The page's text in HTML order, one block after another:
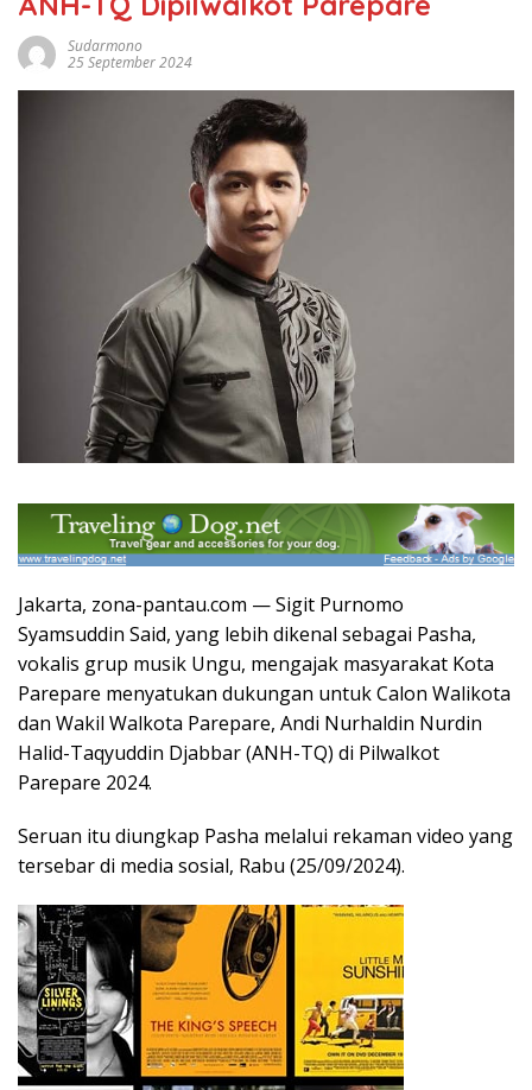
Sudarmono
25 September 2024
Jakarta, zona-pantau.com — Sigit Purnomo
Syamsuddin Said, yang lebih dikenal sebagai Pasha,
vokalis grup musik Ungu, mengajak masyarakat Kota
Parepare menyatukan dukungan untuk Calon Walikota
dan Wakil Walkota Parepare, Andi Nurhaldin Nurdin
Halid-Taqyuddin Djabbar (ANH-TQ) di Pilwalkot
Parepare 2024.
Seruan itu diungkap Pasha melalui rekaman video yang
tersebar di media sosial, Rabu (25/09/2024).